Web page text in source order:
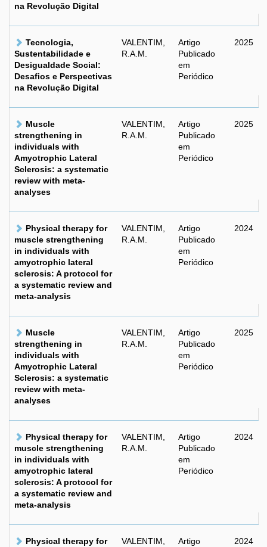
na Revolução Digital
Tecnologia,
Sustentabilidade e
Desigualdade Social:
Desafios e Perspectivas
na Revolução Digital
VALENTIM,
R.A.M.
Artigo
Publicado
em
Periódico
2025
Muscle
strengthening in
individuals with
Amyotrophic Lateral
Sclerosis: a systematic
review with meta-
analyses
VALENTIM,
R.A.M.
Artigo
Publicado
em
Periódico
2025
Physical therapy for
muscle strengthening
in individuals with
amyotrophic lateral
sclerosis: A protocol for
a systematic review and
meta-analysis
VALENTIM,
R.A.M.
Artigo
Publicado
em
Periódico
2024
Muscle
strengthening in
individuals with
Amyotrophic Lateral
Sclerosis: a systematic
review with meta-
analyses
VALENTIM,
R.A.M.
Artigo
Publicado
em
Periódico
2025
Physical therapy for
muscle strengthening
in individuals with
amyotrophic lateral
sclerosis: A protocol for
a systematic review and
meta-analysis
VALENTIM,
R.A.M.
Artigo
Publicado
em
Periódico
2024
Physical therapy for
VALENTIM,
Artigo
2024